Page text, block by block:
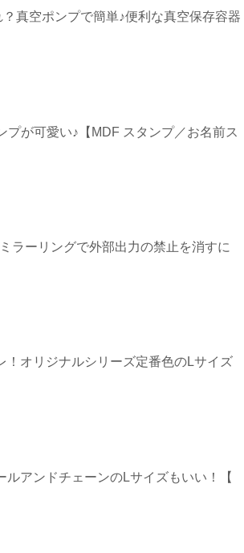
真空ポンプで簡単♪便利な真空保存容器
プが可愛い♪【MDF スタンプ／お名前ス
ラーリングで外部出力の禁止を消すに
！オリジナルシリーズ定番色のLサイズ
ルアンドチェーンのLサイズもいい！【